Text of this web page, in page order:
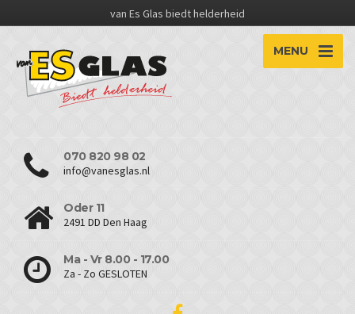
van Es Glas biedt helderheid
MENU
070 820 98 02
info@vanesglas.nl
Oder 11
2491 DD Den Haag
Ma - Vr 8.00 - 17.00
Za - Zo GESLOTEN